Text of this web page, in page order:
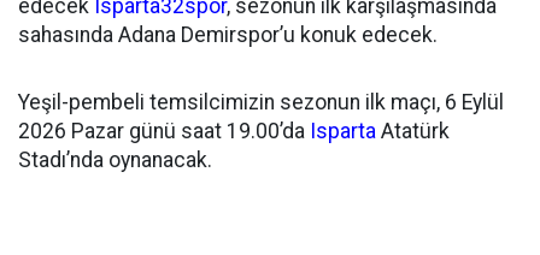
edecek Isparta32spor, sezonun ilk karşılaşmasında
sahasında Adana Demirspor’u konuk edecek.
Yeşil-pembeli temsilcimizin sezonun ilk maçı, 6 Eylül
2026 Pazar günü saat 19.00’da Isparta Atatürk
Stadı’nda oynanacak.